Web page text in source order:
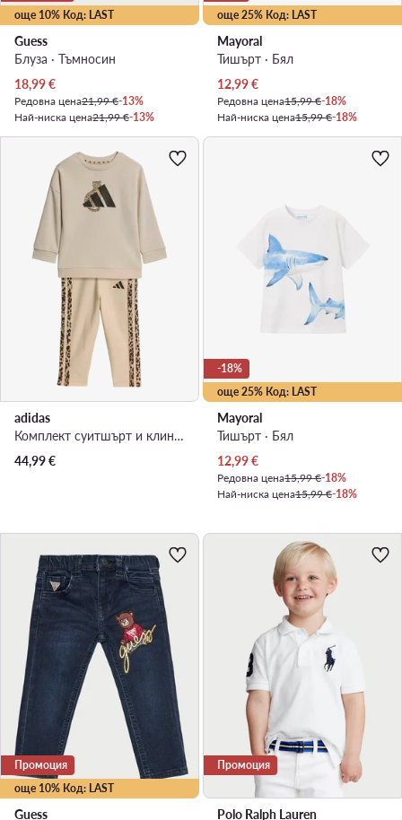
още 10% Код: LAST
Guess
Блуза · Тъмносин
Актуална цена
18,99€
Редовна цена21,99 €-13%
Най-ниска цена21,99 €-13%
още 25% Код: LAST
Mayoral
Тишърт · Бял
Актуална цена
12,99€
Редовна цена15,99 €-18%
Най-ниска цена15,99 €-18%
adidas
Комплект суитшърт и клин · Бежов
44,99€
още 25% Код: LAST
-18%
Mayoral
Тишърт · Бял
Актуална цена
12,99€
Редовна цена15,99 €-18%
Най-ниска цена15,99 €-18%
още 10% Код: LAST
Промоция
Guess
Промоция
Polo Ralph Lauren